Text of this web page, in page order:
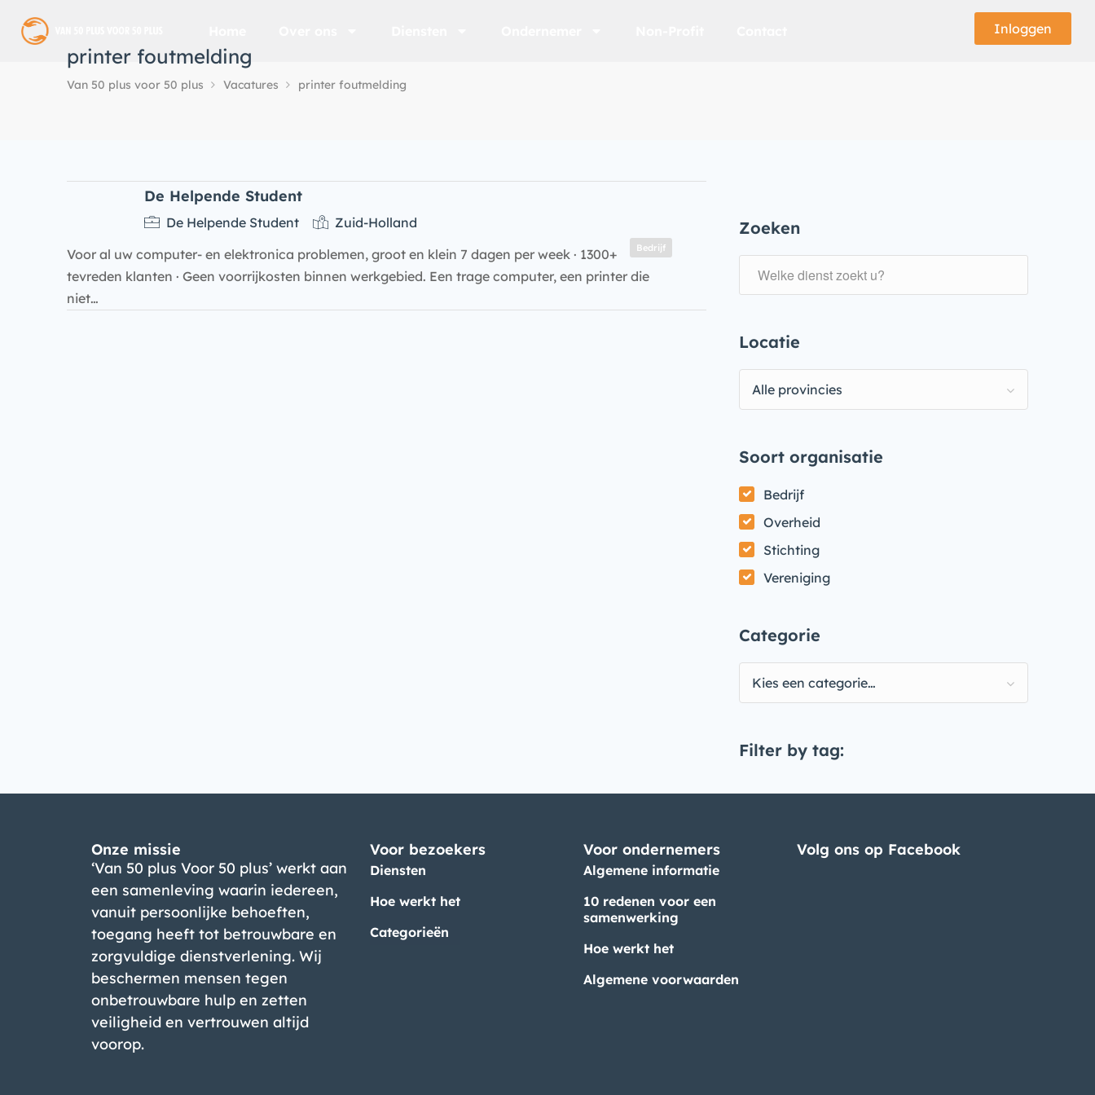
Inloggen
printer foutmelding
Van 50 plus voor 50 plus Vacatures printer foutmelding
Zoeken
Locatie
Alle provincies
Soort organisatie
Bedrijf
Overheid
Stichting
Vereniging
Categorie
Kies een categorie…
Filter by tag:
De Helpende Student
Bedrijf
De Helpende Student
Zuid-Holland
Voor al uw computer- en elektronica problemen, groot en klein 7 dagen per week · 1300+
tevreden klanten · Geen voorrijkosten binnen werkgebied. Een trage computer, een printer die
niet…
Onze missie
‘Van 50 plus Voor 50 plus’ werkt aan
een samenleving waarin iedereen,
vanuit persoonlijke behoeften,
toegang heeft tot betrouwbare en
zorgvuldige dienstverlening. Wij
beschermen mensen tegen
onbetrouwbare hulp en zetten
veiligheid en vertrouwen altijd
voorop.
Voor bezoekers
Diensten
Hoe werkt het
Categorieën
Voor ondernemers
Algemene informatie
10 redenen voor een
samenwerking
Hoe werkt het
Algemene voorwaarden
Volg ons op Facebook